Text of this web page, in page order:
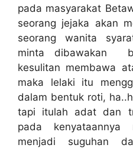
pada masyarakat
seorang jejaka akan
seorang wanita
minta dibawakan
kesulitan membawa
maka lelaki itu
dalam bentuk roti,
tapi itulah adat dan
pada
menjadi suguhan